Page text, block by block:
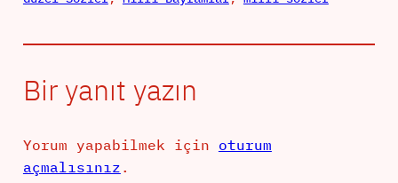
Bir yanıt yazın
Yorum yapabilmek için oturum
açmalısınız .